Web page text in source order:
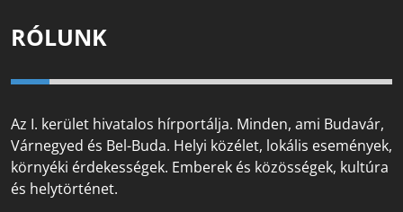
RÓLUNK
Az I. kerület hivatalos hírportálja. Minden, ami Budavár,
Várnegyed és Bel-Buda. Helyi közélet, lokális események,
környéki érdekességek. Emberek és közösségek, kultúra
és helytörténet.